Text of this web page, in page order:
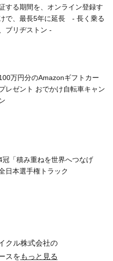
する期間を、オンライン登録す
で、最長5年に延長 - 長く乗る
ブリヂストン -
万円分のAmazonギフトカー
レゼント おでかけ自転車キャン
冠「積み重ねを世界へつなげ
日本選手権トラック
クル株式会社の
スをもっと見る